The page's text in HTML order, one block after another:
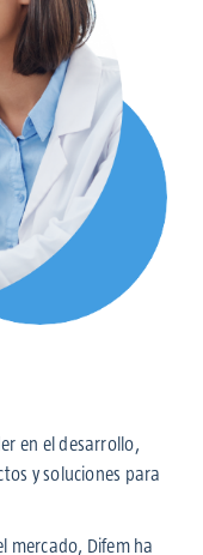
en el desarrollo,
y soluciones para
mercado, Difem ha